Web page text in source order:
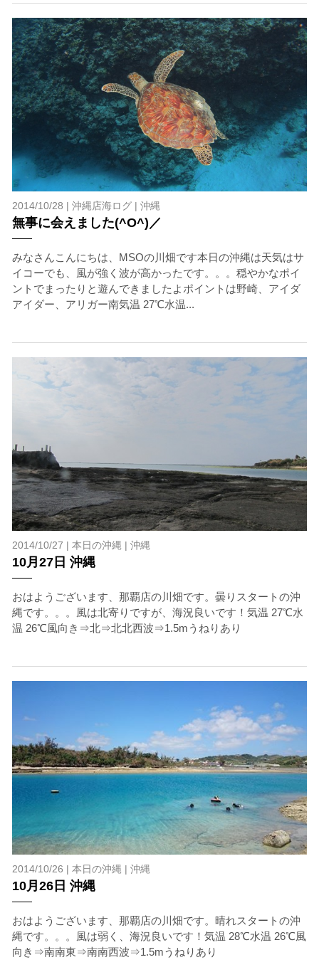
2014/10/28 | 沖縄店海ログ| 沖縄
無事に会えました(^O^)／
みなさんこんにちは、MSOの川畑です本日の沖縄は天気はサ
イコーでも、風が強く波が高かったです。。。穏やかなポイ
ントでまったりと遊んできましたよポイントは野崎、アイダ
アイダー、アリガー南気温 27℃水温...
2014/10/27 | 本日の沖縄 | 沖縄
10月27日 沖縄
おはようございます、那覇店の川畑です。曇りスタートの沖
縄です。。。風は北寄りですが、海況良いです！気温 27℃水
温 26℃風向き⇒北⇒北北西波⇒1.5mうねりあり
2014/10/26 | 本日の沖縄 | 沖縄
10月26日 沖縄
おはようございます、那覇店の川畑です。晴れスタートの沖
縄です。。。風は弱く、海況良いです！気温 28℃水温 26℃風
向き⇒南南東⇒南南西波⇒1.5mうねりあり
げてしまう場合があります。そのため、原則として緊急
時やガイドの指示がある場合を除き、クジラの近くでフ
ィンキックなどをして泳ぐことも禁止します。クジラは
一度でもそのような行動を取る人間を嫌がってしまう
と、その後スイムで近づくことができなくなる場合が多
いため、必ずこれらの事項をお守りください。
4.スイム遂行の可否と返金について
ツアー当日は、ゲストの安全を最優先とし、可能な限り
スイムが実施できるよう努めます。しかし、万が一海に
エントリーできなかった場合や、クジラを発見できなか
った場合でも返金はいたしませんので、あらかじめご了
承ください。
5.海況について
ません。そのため、多少の波やうねりがある中でスノー
ケリングを行う場合が多くなります。泳力や体力に自信
のない方、また船酔いしやすい方は、ご自身で事前に十
分な対策をお願いいたします。
ツアー中に、スノーケリングやスキンダイビングの技術
が本ツアーに参加できるレベルに達していないと判断し
た場合には、参加をお断りする場合があります。スキン
ダイビングの経験が浅い方については、条件付きでのご
案内となる場合があります。その際のご返金には応じか
る方は事前にご相談ください。
7.器材やスーツのレンタル
ホエールスイム参加時に使用する器材やスーツのレンタ
ルをご希望の方は、事前にお申し出ください。
承諾しました。
危険の告知
ホエールスイムは、通常のスノーケリングやスキンダイビ
す。そして、これらを要因として傷害や損害が発生する場
合があります。またホエールスイムでは、これら以外にも
想定できないトラブルが発生する可能性があります。
参加者はこれらのリスクを理解し、傷害や損害につながっ
た場合、またはその他いかなる理由があっても、当ツアー
開催主催者とガイド、船舶の保有者及び船長に対して損害
承諾しました。
閉じる